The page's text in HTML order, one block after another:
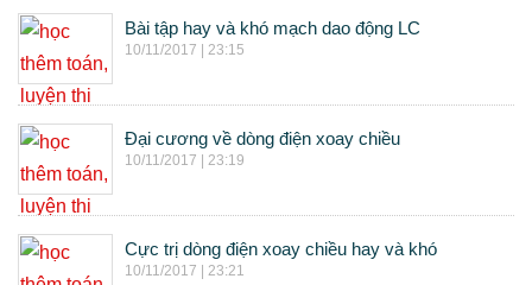
Bài tập hay và khó mạch dao động LC
10/11/2017 | 23:15
Đại cương về dòng điện xoay chiều
10/11/2017 | 23:19
Cực trị dòng điện xoay chiều hay và khó
10/11/2017 | 23:21